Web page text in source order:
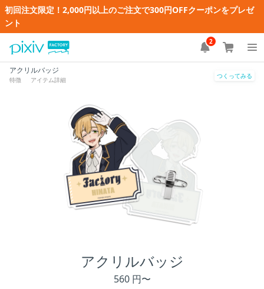
初回注文限定！2,000円以上のご注文で300円OFFクーポンをプレゼ
ント
2
アクリルバッジ
特徴 アイテム詳細
つくってみる
アクリルバッジ
560 円〜